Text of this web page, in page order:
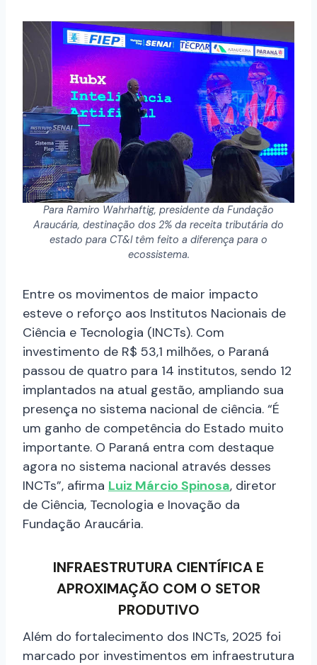
Para Ramiro Wahrhaftig, presidente da Fundação
Araucária, destinação dos 2% da receita tributária do
estado para CT&I têm feito a diferença para o
ecossistema.
Entre os movimentos de maior impacto
esteve o reforço aos Institutos Nacionais de
Ciência e Tecnologia (INCTs). Com
investimento de R$ 53,1 milhões, o Paraná
passou de quatro para 14 institutos, sendo 12
implantados na atual gestão, ampliando sua
presença no sistema nacional de ciência. “É
um ganho de competência do Estado muito
importante. O Paraná entra com destaque
agora no sistema nacional através desses
INCTs”, afirma Luiz Márcio Spinosa, diretor
de Ciência, Tecnologia e Inovação da
Fundação Araucária.
INFRAESTRUTURA CIENTÍFICA E
APROXIMAÇÃO COM O SETOR
PRODUTIVO
Além do fortalecimento dos INCTs, 2025 foi
marcado por investimentos em infraestrutura